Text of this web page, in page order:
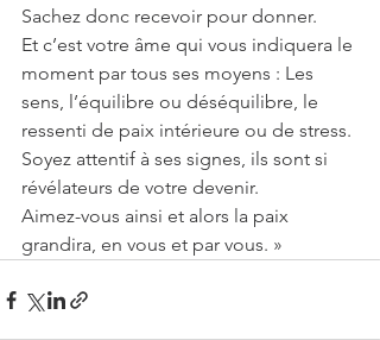
Sachez donc recevoir pour donner.
Et c’est votre âme qui vous indiquera le
moment par tous ses moyens : Les
sens, l’équilibre ou déséquilibre, le
ressenti de paix intérieure ou de stress.
Soyez attentif à ses signes, ils sont si
révélateurs de votre devenir.
Aimez-vous ainsi et alors la paix
grandira, en vous et par vous. »